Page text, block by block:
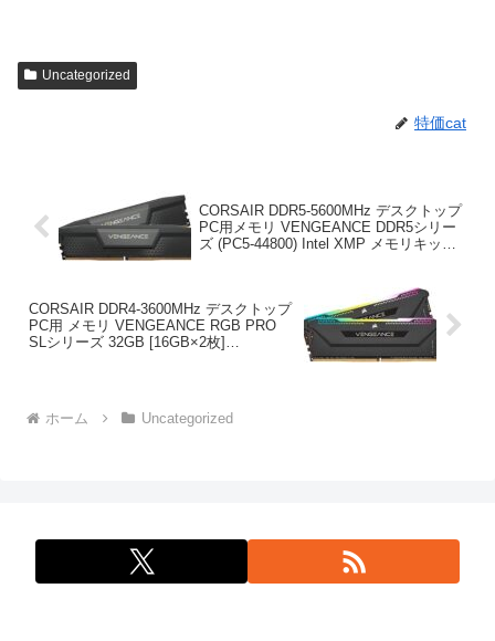
Uncategorized
特価cat
CORSAIR DDR5-5600MHz デスクトップ
PC用メモリ VENGEANCE DDR5シリー
ズ (PC5-44800) Intel XMP メモリキット
CORSAIR DDR4-3600MHz デスクトップ
PC用 メモリ VENGEANCE RGB PRO
SLシリーズ 32GB [16GB×2枚]
ホーム Uncategorized